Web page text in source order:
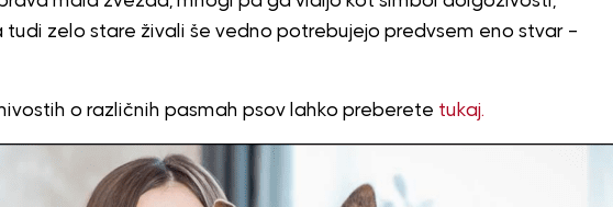
tudi zelo stare živali še vedno potrebujejo predvsem eno stvar –
o različnih pasmah psov lahko preberete tukaj.